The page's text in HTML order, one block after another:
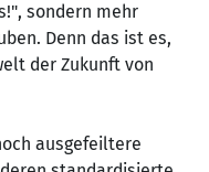
sondern mehr
Denn das ist es,
der Zukunft von
ausgefeiltere